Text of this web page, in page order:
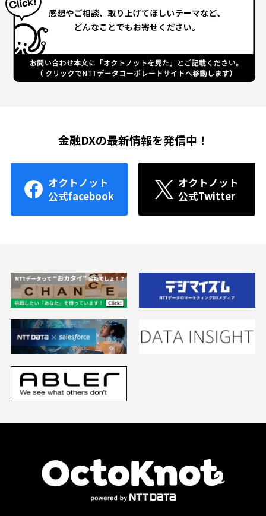
金融DXの最新情報を発信中！
オクトノット
公式facebook
オクトノット
公式Twitter